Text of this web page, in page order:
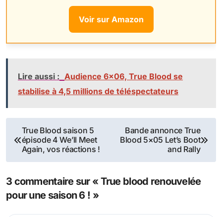
Voir sur Amazon
Lire aussi : Audience 6×06, True Blood se
stabilise à 4,5 millions de téléspectateurs
Navigation
de
True Blood saison 5
épisode 4 We’ll Meet
Again, vos réactions !
Bande annonce True
Blood 5×05 Let’s Boot
and Rally
3 commentaire sur « True blood renouvelée
pour une saison 6 ! »